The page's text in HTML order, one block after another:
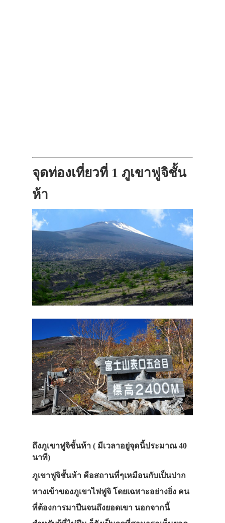
จุดท่องเที่ยวที่ 1 ภูเขาฟูจิชั้น
ห้า
ถึงภูเขาฟูจิชั้นห้า ( มีเวลาอยู่จุดนี้ประมาณ 40
นาที)
ภูเขาฟูจิชั้นห้า คือสถานที่ๆเหมือนกับเป็นปาก
ทางเข้าของภูเขาไฟฟูจิ โดยเฉพาะอย่างยิ่ง คน
ที่ต้องการมาปีนจนถึงยอดเขา นอกจากนี้